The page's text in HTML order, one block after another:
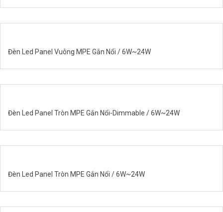
Đèn Led Panel Vuông MPE Gắn Nổi / 6W~24W
Đèn Led Panel Tròn MPE Gắn Nổi-Dimmable / 6W~24W
Đèn Led Panel Tròn MPE Gắn Nổi / 6W~24W